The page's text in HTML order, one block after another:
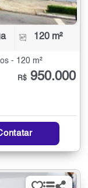
120 m²
- 120 m²
R$ 950.000